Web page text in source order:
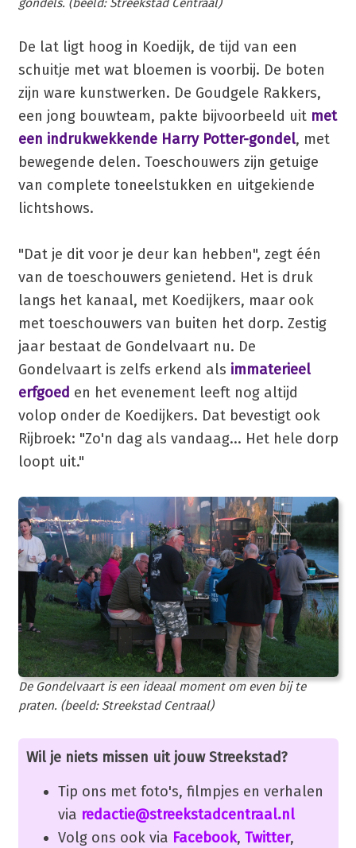
gondels. (beeld: Streekstad Centraal)
De lat ligt hoog in Koedijk, de tijd van een
schuitje met wat bloemen is voorbij. De boten
zijn ware kunstwerken. De Goudgele Rakkers,
een jong bouwteam, pakte bijvoorbeeld uit met
een indrukwekkende Harry Potter-gondel, met
bewegende delen. Toeschouwers zijn getuige
van complete toneelstukken en uitgekiende
lichtshows.
"Dat je dit voor je deur kan hebben", zegt één
van de toeschouwers genietend. Het is druk
langs het kanaal, met Koedijkers, maar ook
met toeschouwers van buiten het dorp. Zestig
jaar bestaat de Gondelvaart nu. De
Gondelvaart is zelfs erkend als immaterieel
erfgoed en het evenement leeft nog altijd
volop onder de Koedijkers. Dat bevestigt ook
Rijbroek: "Zo'n dag als vandaag... Het hele dorp
loopt uit."
De Gondelvaart is een ideaal moment om even bij te
praten. (beeld: Streekstad Centraal)
Wil je niets missen uit jouw Streekstad?
Tip ons met foto's, filmpjes en verhalen
via redactie@streekstadcentraal.nl
Volg ons ook via Facebook, Twitter,